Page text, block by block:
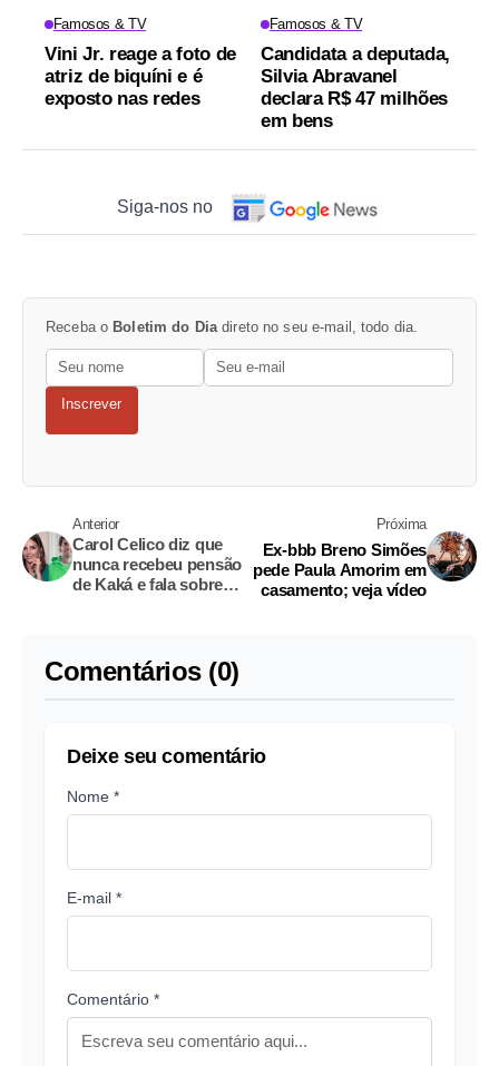
Famosos & TV
Vini Jr. reage a foto de
atriz de biquíni e é
exposto nas redes
Famosos & TV
Candidata a deputada,
Silvia Abravanel
declara R$ 47 milhões
em bens
Siga-nos no
Receba o Boletim do Diadireto no seu e-mail, todo dia.
Inscrever
Anterior
Carol Celico diz que
nunca recebeu pensão
de Kaká e fala sobre
Próxima
Ex-bbb Breno Simões
pede Paula Amorim em
casamento; veja vídeo
Comentários (0)
Deixe seu comentário
Nome *
E-mail *
Comentário *